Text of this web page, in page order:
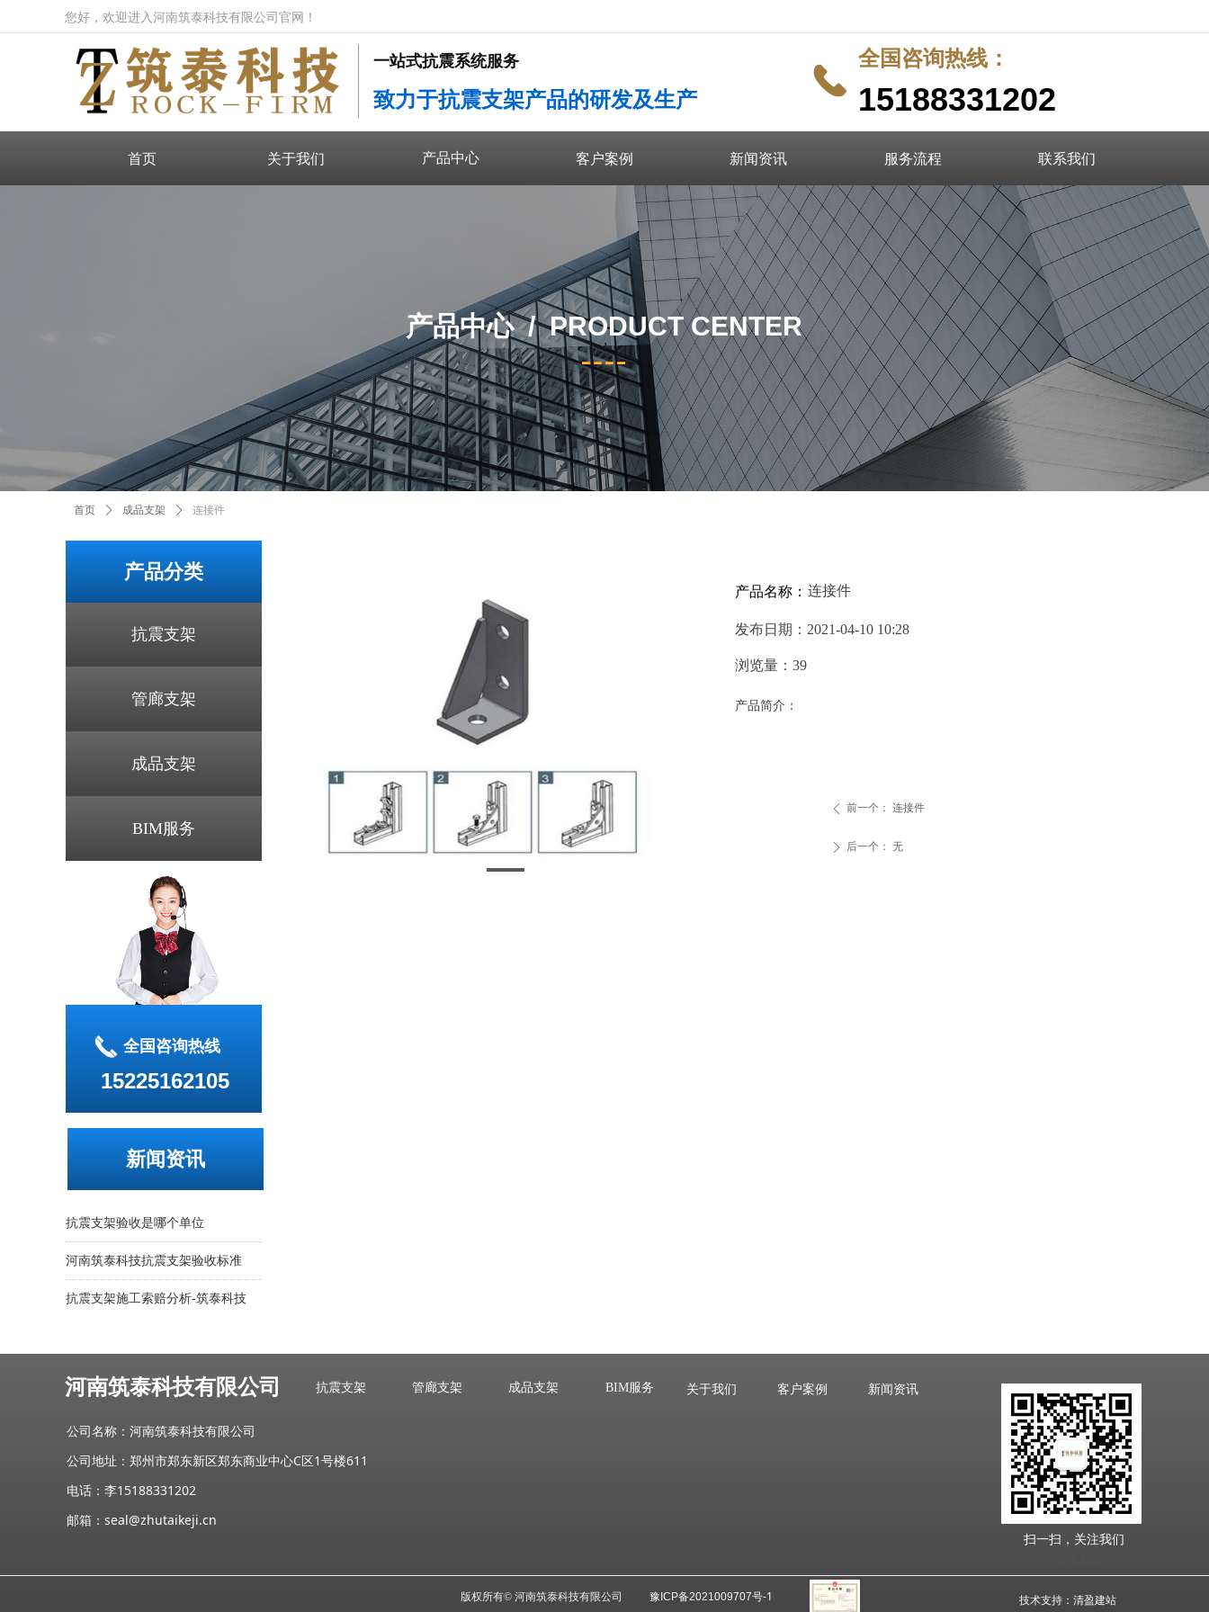
首页 关于我们 产品中心 客户案例 新闻资讯 服务流程 联系我们
产品中心
您好，欢迎进入河南筑泰科技有限公司官网！
一站式抗震系统服务
致力于抗震支架产品的研发及生产
全国咨询热线：
15188331202
끅
连接件
产品中心 /PRODUCT CENTER
ꄴ 前一个： 连接件
ꄲ 后一个： 无
产品分类
抗震支架
管廊支架
成品支架
BIM服务
全国咨询热线
15225162105
끅
抗震支架验收是哪个单位
河南筑泰科技抗震支架验收标准
抗震支架施工索赔分析-筑泰科技
新闻资讯
首页 ꄲ 成品支架 ꄲ 连接件
发布日期： 2021-04-10 10:28
浏览量： 39
产品简介：
产品名称：
版权所有© 河南筑泰科技有限公司
抗震支架 管廊支架 成品支架 BIM服务
河南筑泰科技有限公司
公司名称：河南筑泰科技有限公司
公司地址：郑州市郑东新区郑东商业中心C区1号楼611
电话：李15188331202
邮箱：seal@zhutaikeji.cn
扫一扫，关注我们
关于我们 客户案例 新闻资讯
豫ICP备2021009707号-1 技术支持： 清盈建站